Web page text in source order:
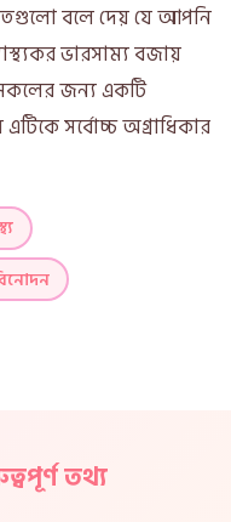
বলে দেয় যে আপনি
ভারসাম্য বজায়
সকলের জন্য একটি
সর্বোচ্চ অগ্রাধিকার
তথ্য